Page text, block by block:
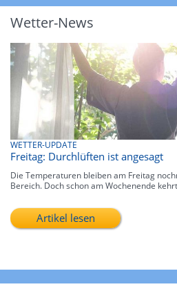
Wetter-News
WETTER-UPDATE
Freitag: Durchlüften ist angesagt
Die Temperaturen bleiben am Freitag
Bereich. Doch schon am Wochenende
Artikel lesen